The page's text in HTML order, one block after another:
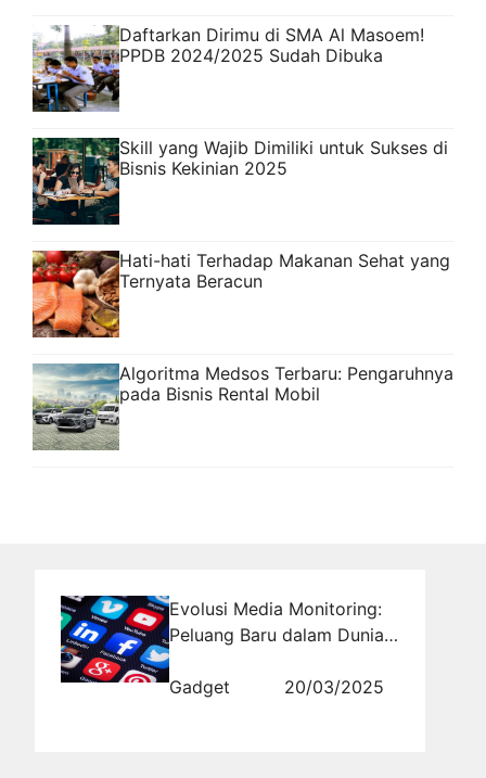
Daftarkan Dirimu di SMA Al Masoem!
PPDB 2024/2025 Sudah Dibuka
Skill yang Wajib Dimiliki untuk Sukses di
Bisnis Kekinian 2025
Hati-hati Terhadap Makanan Sehat yang
Ternyata Beracun
Algoritma Medsos Terbaru: Pengaruhnya
pada Bisnis Rental Mobil
Evolusi Media Monitoring:
Peluang Baru dalam Dunia
Gadget
20/03/2025